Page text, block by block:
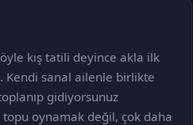
kış tatili deyince akla ilk
Kendi sanal ailenle birlikte
gidiyorsunuz
oynamak değil, çok daha